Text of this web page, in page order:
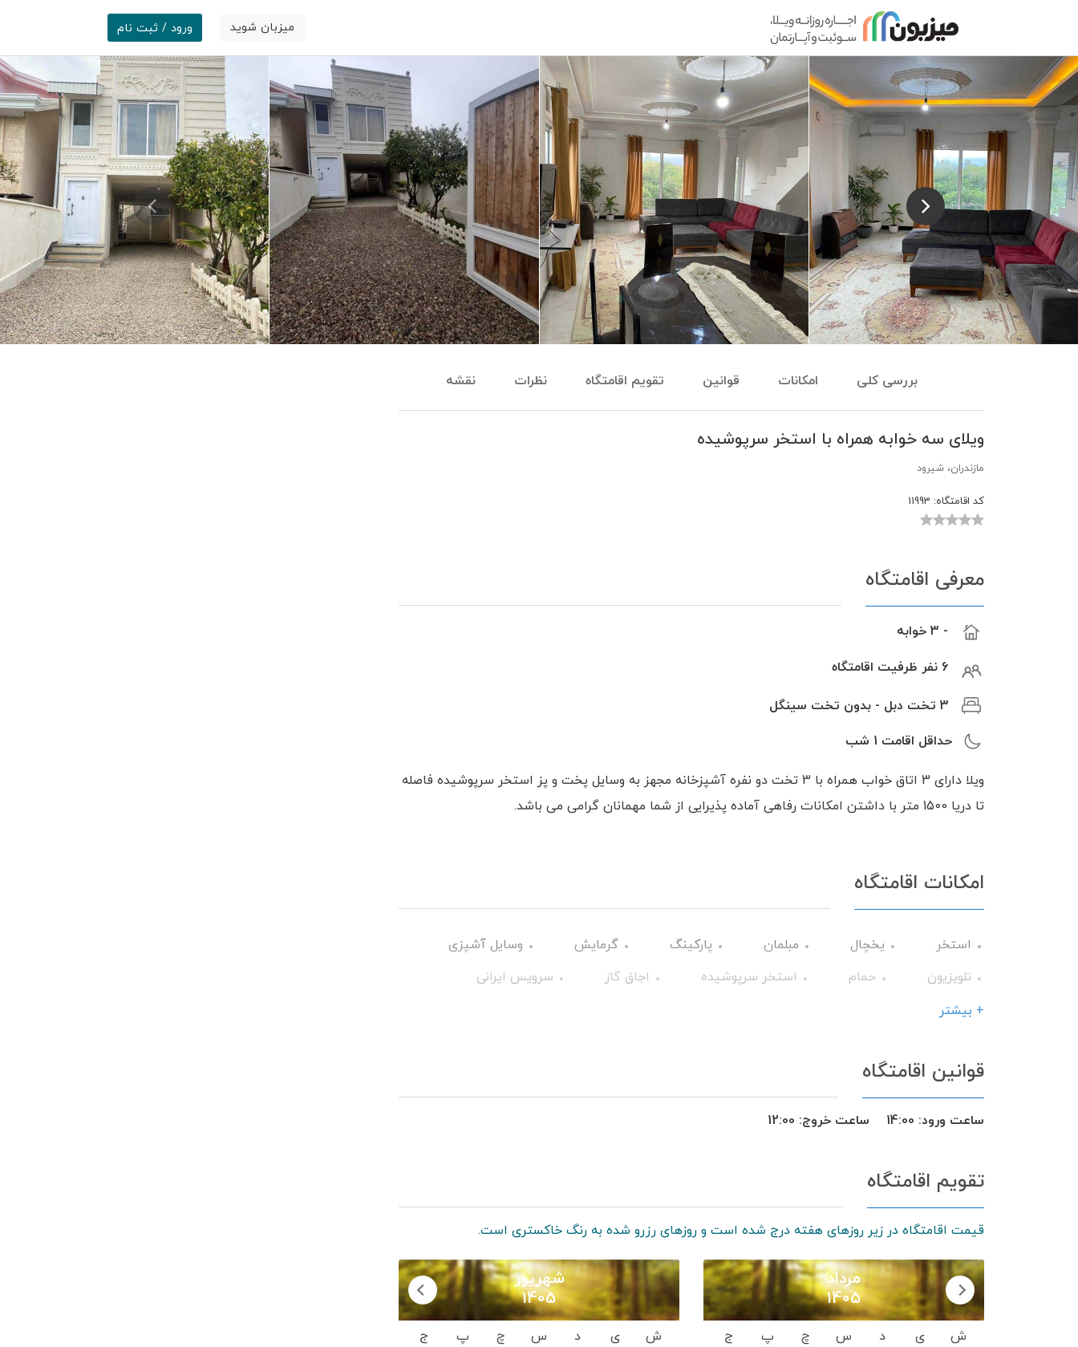
میزبان شوید ورود / ثبت نام
بررسی کلی امکانات قوانین تقویم اقامتگاه نظرات نقشه
ویلای سه خوابه همراه با استخر سرپوشیده
مازندران، شیرود
کد اقامتگاه:
معرفی اقامتگاه
- 3 خوابه
6 نفر ظرفیت اقامتگاه
3 تخت دبل - بدون تخت سینگل
حداقل اقامت 1 شب
ویلا دارای 3 اتاق خواب همراه با 3 تخت دو نفره آشپزخانه مجهز به وسایل پخت و پز استخر سرپوشیده فاصله
تا دریا 1500 متر با داشتن امکانات رفاهی آماده پذیرایی از شما مهمانان گرامی می باشد.
امکانات اقامتگاه
استخر یخچال مبلمان پارکینگ گرمایش
وسایل آشپزی
تلویزیون
حمام استخر سرپوشیده اجاق گاز
سرویس ایرانی
+ بیشتر
قوانین اقامتگاه
ساعت ورود: 14:00 ساعت خروج: 12:00
تقویم اقامتگاه
قیمت اقامتگاه در زیر روزهای هفته درج شده است و روزهای رزرو شده به رنگ خاکستری است.
مرداد
1405
ش ی د س چ پ
ج
شهریور
1405
ش ی د س چ پ
ج